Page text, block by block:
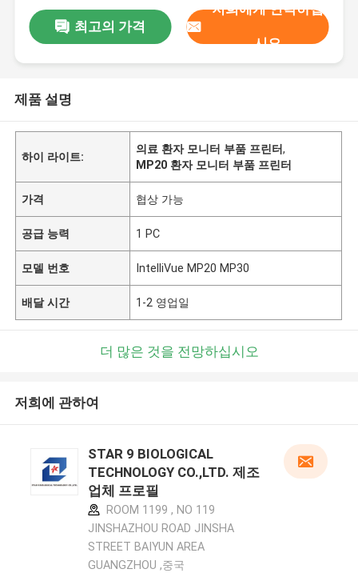
최고의 가격
저희에게 연락하십
시오
제품 설명
하이 라이트:
의료 환자 모니터 부품 프린터,
MP20 환자 모니터 부품 프린터
가격 협상 가능
공급 능력 1 PC
모델 번호 IntelliVue MP20 MP30
배달 시간 1-2 영업일
더 많은 것을 전망하십시오
저희에 관하여
STAR 9 BIOLOGICAL
TECHNOLOGY CO.,LTD. 제조
업체 프로필
ROOM 1199 , NO 119
JINSHAZHOU ROAD JINSHA
STREET BAIYUN AREA
GUANGZHOU ,중국